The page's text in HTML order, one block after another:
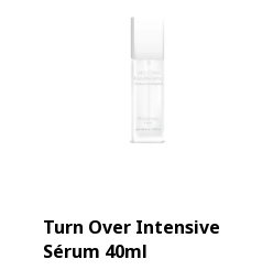
Turn Over Intensive
Sérum 40ml